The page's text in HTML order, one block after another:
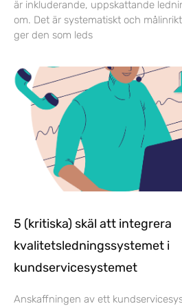
är inkluderande, uppskattande
om. Det är systematiskt och
ger den som leds
5 (kritiska) skäl att integrera
kvalitetsledningssystemet i
kundservicesystemet
Anskaffningen av ett